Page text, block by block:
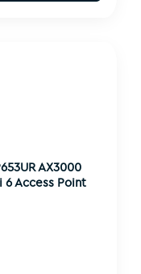
AX3000
Access Point